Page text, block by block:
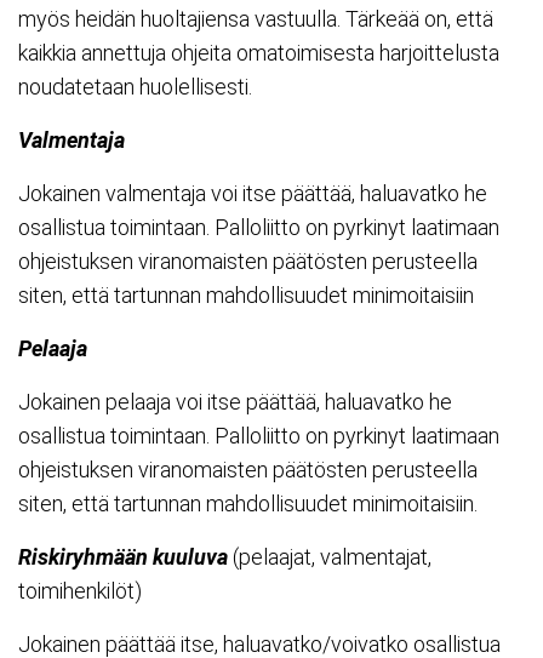
myös heidän huoltajiensa vastuulla. Tärkeää on, että
kaikkia annettuja ohjeita omatoimisesta harjoittelusta
noudatetaan huolellisesti.
Valmentaja
Jokainen valmentaja voi itse päättää, haluavatko he
osallistua toimintaan. Palloliitto on pyrkinyt laatimaan
ohjeistuksen viranomaisten päätösten perusteella
siten, että tartunnan mahdollisuudet minimoitaisiin
Pelaaja
Jokainen pelaaja voi itse päättää, haluavatko he
osallistua toimintaan. Palloliitto on pyrkinyt laatimaan
ohjeistuksen viranomaisten päätösten perusteella
siten, että tartunnan mahdollisuudet minimoitaisiin.
Riskiryhmään kuuluva (pelaajat, valmentajat,
toimihenkilöt)
Jokainen päättää itse, haluavatko/voivatko osallistua